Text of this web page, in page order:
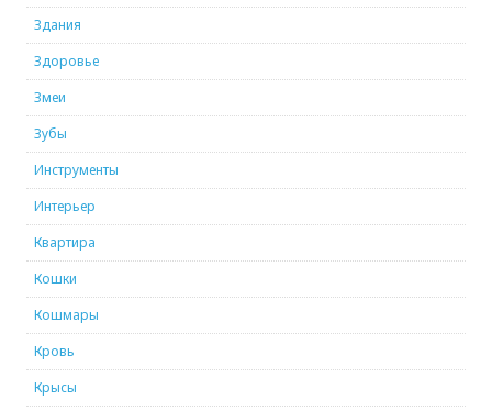
Здания
Здоровье
Змеи
Зубы
Инструменты
Интерьер
Квартира
Кошки
Кошмары
Кровь
Крысы